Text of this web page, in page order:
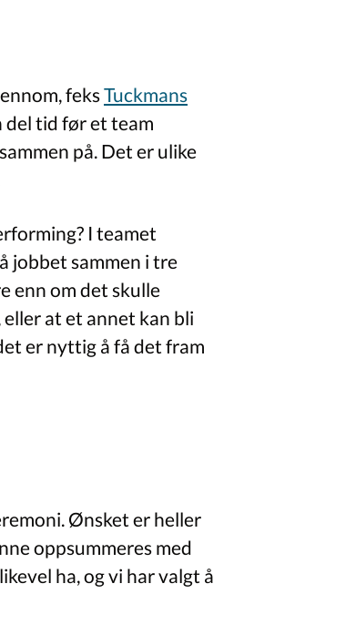
feksTuckmans
del tid før et team
på. Det er ulike
I teamet
jobbet sammen i tre
enn om det skulle
at et annet kan bli
er nyttig å få det fram
Ønsket er heller
oppsummeres med
ha, og vi har valgt å